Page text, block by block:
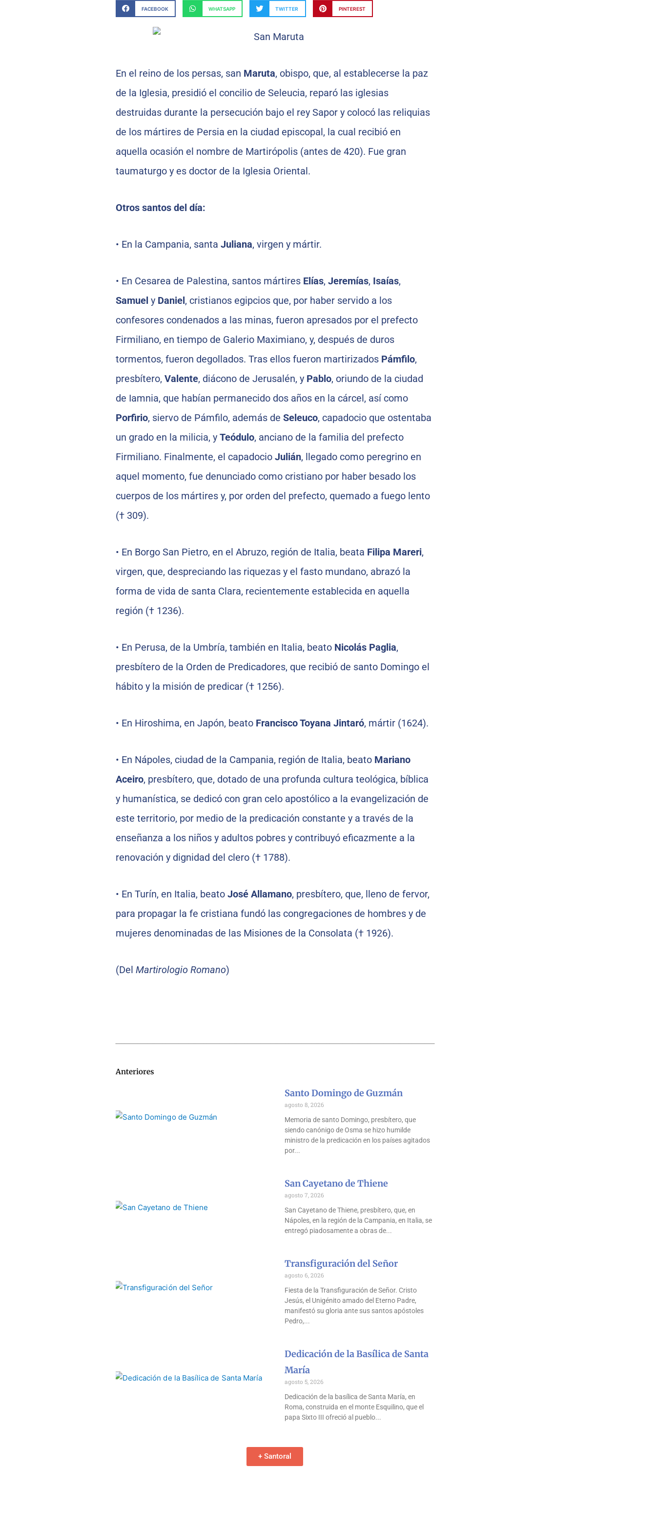
FACEBOOK WHATSAPP TWITTER PINTEREST
En el reino de los persas, san Maruta, obispo, que, al establecerse la paz
de la Iglesia, presidió el concilio de Seleucia, reparó las iglesias
destruidas durante la persecución bajo el rey Sapor y colocó las reliquias
de los mártires de Persia en la ciudad episcopal, la cual recibió en
aquella ocasión el nombre de Martirópolis (antes de 420). Fue gran
taumaturgo y es doctor de la Iglesia Oriental.
Otros santos del día:
• En la Campania, santa Juliana, virgen y mártir.
• En Cesarea de Palestina, santos mártiresElías, Jeremías, Isaías,
Samuel yDaniel, cristianos egipcios que, por haber servido a los
confesores condenados a las minas, fueron apresados por el prefecto
Firmiliano, en tiempo de Galerio Maximiano, y, después de duros
tormentos, fueron degollados. Tras ellos fueron martirizados Pámfilo,
presbítero, Valente, diácono de Jerusalén, y Pablo, oriundo de la ciudad
de Iamnia, que habían permanecido dos años en la cárcel, así como
Porfirio, siervo de Pámfilo, además de Seleuco, capadocio que ostentaba
un grado en la milicia, y Teódulo, anciano de la familia del prefecto
Firmiliano. Finalmente, el capadocio Julián, llegado como peregrino en
aquel momento, fue denunciado como cristiano por haber besado los
cuerpos de los mártires y, por orden del prefecto, quemado a fuego lento
(† 309).
• En Borgo San Pietro, en el Abruzo, región de Italia, beata Filipa Mareri,
virgen, que, despreciando las riquezas y el fasto mundano, abrazó la
forma de vida de santa Clara, recientemente establecida en aquella
región († 1236).
• En Perusa, de la Umbría, también en Italia, beato Nicolás Paglia,
presbítero de la Orden de Predicadores, que recibió de santo Domingo el
hábito y la misión de predicar († 1256).
• En Hiroshima, en Japón, beato Francisco Toyana Jintaró, mártir (1624).
• En Nápoles, ciudad de la Campania, región de Italia, beato Mariano
Aceiro, presbítero, que, dotado de una profunda cultura teológica, bíblica
y humanística, se dedicó con gran celo apostólico a la evangelización de
este territorio, por medio de la predicación constante y a través de la
enseñanza a los niños y adultos pobres y contribuyó eficazmente a la
renovación y dignidad del clero († 1788).
• En Turín, en Italia, beato José Allamano, presbítero, que, lleno de fervor,
para propagar la fe cristiana fundó las congregaciones de hombres y de
mujeres denominadas de las Misiones de la Consolata († 1926).
(Del Martirologio Romano)
Anteriores
Santo Domingo de Guzmán
agosto 8, 2026
Memoria de santo Domingo, presbítero, que
siendo canónigo de Osma se hizo humilde
ministro de la predicación en los países agitados
por
San Cayetano de Thiene
agosto 7, 2026
San Cayetano de Thiene, presbítero, que, en
Nápoles, en la región de la Campania, en Italia, se
entregó piadosamente a obras de
Transfiguración del Señor
agosto 6, 2026
Fiesta de la Transfiguración de Señor. Cristo
Jesús, el Unigénito amado del Eterno Padre,
manifestó su gloria ante sus santos apóstoles
Pedro,
Dedicación de la Basílica de Santa
María
agosto 5, 2026
Dedicación de la basílica de Santa María, en
Roma, construida en el monte Esquilino, que el
papa Sixto III ofreció al pueblo
+ Santoral